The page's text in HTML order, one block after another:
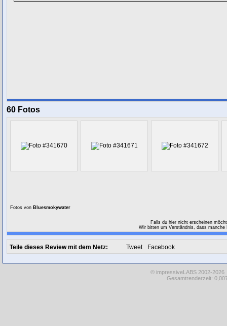
60 Fotos
Fotos von Bluesmokywater
Falls du hier nicht erscheinen
Wir bitten um Verständnis, dass
Teile dieses Review mit dem Netz: Tweet Facebook
© impressiveLABS 2002-
Gesamtrenderzeit: